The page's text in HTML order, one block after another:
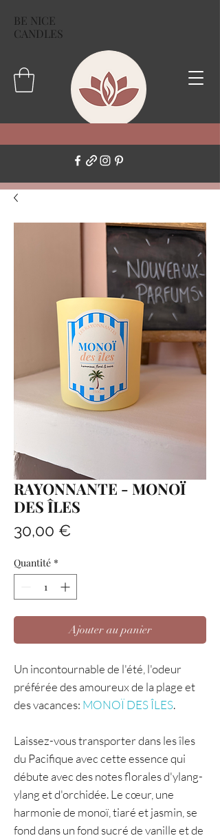
BE NICE
CANDLES
RAYONNANTE - MONOÏ
DES ÎLES
30,00 €
Quantité *
Ajouter au panier
Un incontournable de l'été, l'odeur
préférée des amoureux de la plage et
des vacances: MONOÏ DES ÎLES.
Laissez-vous transporter dans les îles
du Pacifique avec cette essence qui
débute avec des notes florales d'ylang-
ylang et d'orchidée. Le cœur, une
harmonie de monoï, tiaré et jasmin, se
fond dans un fond sucré de vanille et de